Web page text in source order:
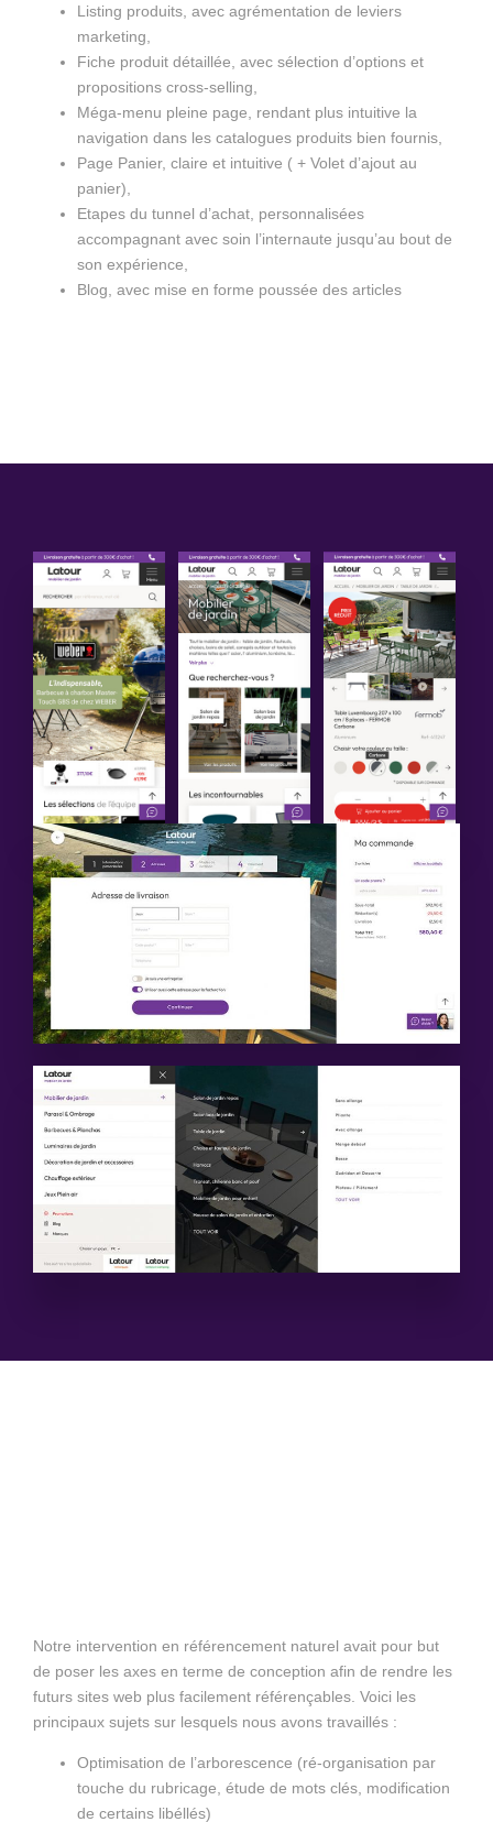
Listing produits, avec agrémentation de leviers
marketing,
Fiche produit détaillée, avec sélection d’options et
propositions cross-selling,
Méga-menu pleine page, rendant plus intuitive la
navigation dans les catalogues produits bien fournis,
Page Panier, claire et intuitive ( + Volet d’ajout au
panier),
Etapes du tunnel d’achat, personnalisées
accompagnant avec soin l’internaute jusqu’au bout de
son expérience,
Blog, avec mise en forme poussée des articles
Notre intervention en référencement naturel avait pour but
de poser les axes en terme de conception afin de rendre les
futurs sites web plus facilement référençables. Voici les
principaux sujets sur lesquels nous avons travaillés :
Optimisation de l’arborescence (ré-organisation par
touche du rubricage, étude de mots clés, modification
de certains libéllés)